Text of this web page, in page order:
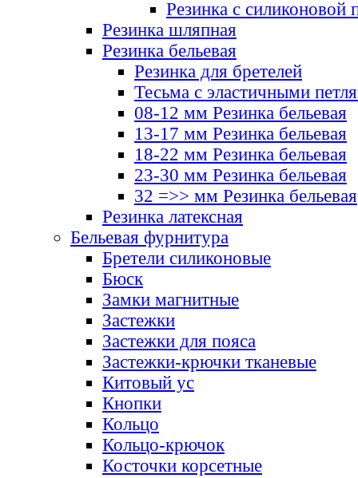
Резинка с силиконовой
Резинка шляпная
Резинка бельевая
Резинка для бретелей
Тесьма с эластичными
08-12 мм Резинка бельевая
13-17 мм Резинка бельевая
18-22 мм Резинка бельевая
23-30 мм Резинка бельевая
32 =>> мм Резинка бельевая
Резинка латексная
Бельевая фурнитура
Бретели силиконовые
Бюск
Замки магнитные
Застежки
Застежки для пояса
Застежки-крючки тканевые
Китовый ус
Кнопки
Кольцо
Кольцо-крючок
Косточки корсетные